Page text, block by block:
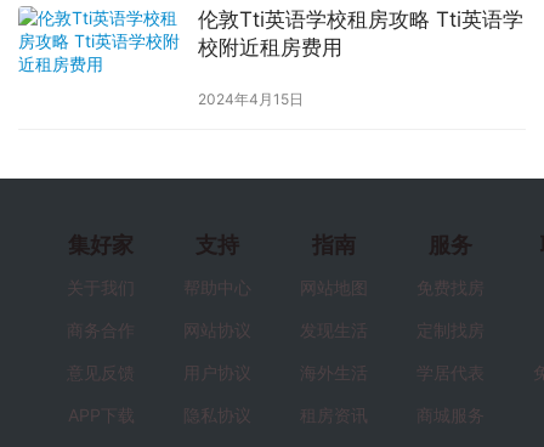
伦敦Tti英语学校租房攻略 Tti英语学
校附近租房费用
2024年4月15日
集好家
关于我们
商务合作
意见反馈
APP下载
支持
帮助中心
网站协议
用户协议
隐私协议
指南
网站地图
发现生活
海外生活
租房资讯
服务
免费找房
定制找房
学居代表
商城服务